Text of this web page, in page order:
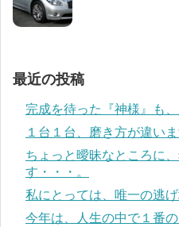
最近の投稿
完成を待った『神様』も
１台１台、磨き方が違い
ちょっと曖昧なところに
す・・・。
私にとっては、唯一の逃げ
今年は、人生の中で１番